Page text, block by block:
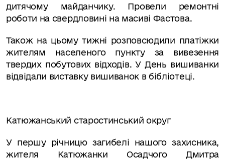
дитячому майданчику. Провели ремонтні
роботи на свердловині на масиві Фастова.
Також на цьому тижні розповсюдили платіжки
жителям населеного пункту за вивезення
твердих побутових відходів. У День вишиванки
відвідали виставку вишиванок в бібліотеці.
Катюжанський старостинський округ
У першу річницю загибелі нашого захисника,
жителя Катюжанки Осадчого Дмитра